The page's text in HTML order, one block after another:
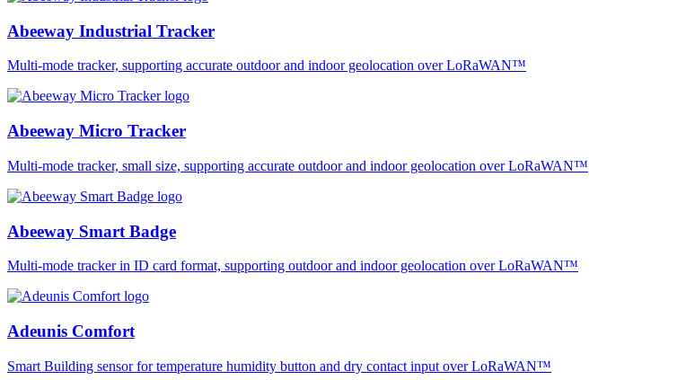
Abeeway Industrial Tracker
Multi-mode tracker, supporting accurate outdoor and indoor geolocation over LoRaWAN™
Abeeway Micro Tracker
Multi-mode tracker, small size, supporting accurate outdoor and indoor geolocation over LoRaWAN™
Abeeway Smart Badge
Multi-mode tracker in ID card format, supporting outdoor and indoor geolocation over LoRaWAN™
Adeunis Comfort
Smart Building sensor for temperature humidity button and dry contact input over LoRaWAN™